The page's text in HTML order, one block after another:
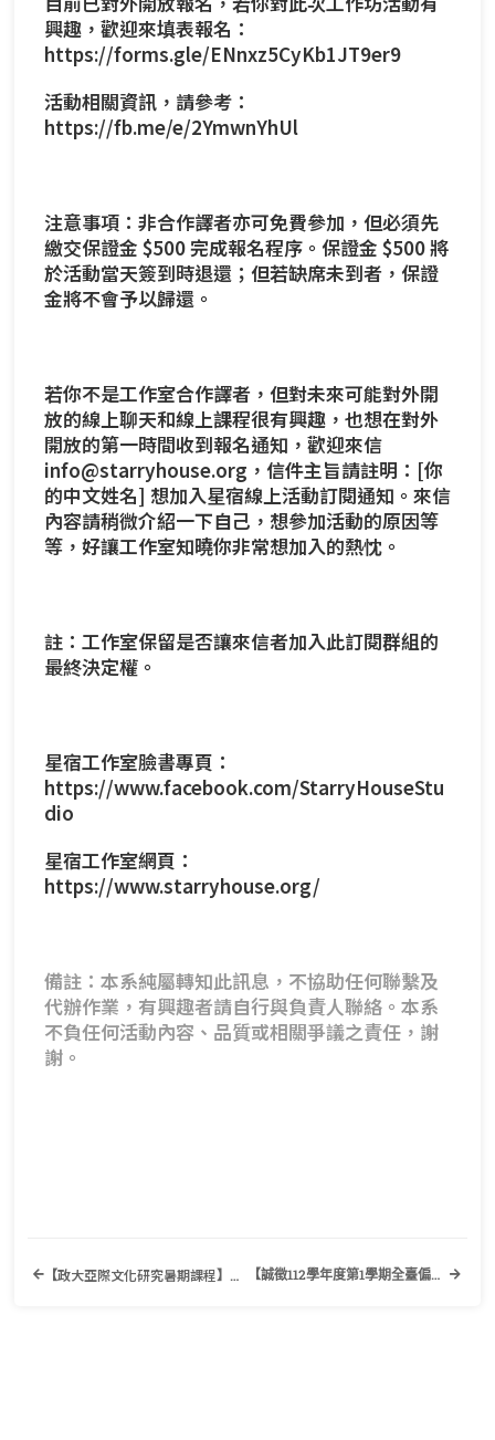
興趣，歡迎來填表報名：
https://forms.gle/ENnxz5CyKb1JT9er9
活動相關資訊，請參考：
https://fb.me/e/2YmwnYhUl
注意事項：非合作譯者亦可免費參加，但必須先
繳交保證金 $500 完成報名程序。保證金 $500 將
於活動當天簽到時退還；但若缺席未到者，保證
金將不會予以歸還。
若你不是工作室合作譯者，但對未來可能對外開
放的線上聊天和線上課程很有興趣，也想在對外
開放的第一時間收到報名通知，歡迎來信
info@starryhouse.org，信件主旨請註明：[你
的中文姓名] 想加入星宿線上活動訂閱通知。來信
內容請稍微介紹一下自己，想參加活動的原因等
等，好讓工作室知曉你非常想加入的熱忱。
註：工作室保留是否讓來信者加入此訂閱群組的
最終決定權。
星宿工作室臉書專頁：
https://www.facebook.com/StarryHouseStu
dio
星宿工作室網頁：
https://www.starryhouse.org/
備註：本系純屬轉知此訊息，不協助任何聯繫及
代辦作業，有興趣者請自行與負責人聯絡。本系
不負任何活動內容、品質或相關爭議之責任，謝
謝。
【政大亞際文化研究暑期課程】歡迎有興趣的同學踴躍報名參加！ 【誠徵112學年度第1學期全臺偏遠地區國小英語遠距教學大學伴200名】歡迎有興趣的同學踴躍報名參加！